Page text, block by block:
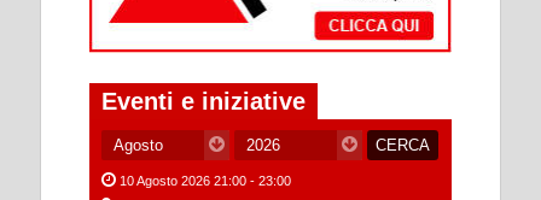
Eventi e iniziative
10 Agosto 2026 21:00 - 23:00